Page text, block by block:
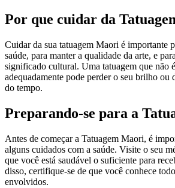
Por que cuidar da
Cuidar da sua tatuagem Maori é importante
saúde, para manter a qualidade da arte, e
significado cultural. Uma tatuagem que não
adequadamente pode perder o seu brilho ou
do tempo.
Preparando-se para a
Antes de começar a Tatuagem Maori, é
alguns cuidados com a saúde. Visite o seu
que você está saudável o suficiente para
disso, certifique-se de que você conhece
envolvidos.